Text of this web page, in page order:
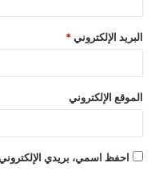
البريد الإلكتروني *
الموقع الإلكتروني
احفظ اسمي، بريدي